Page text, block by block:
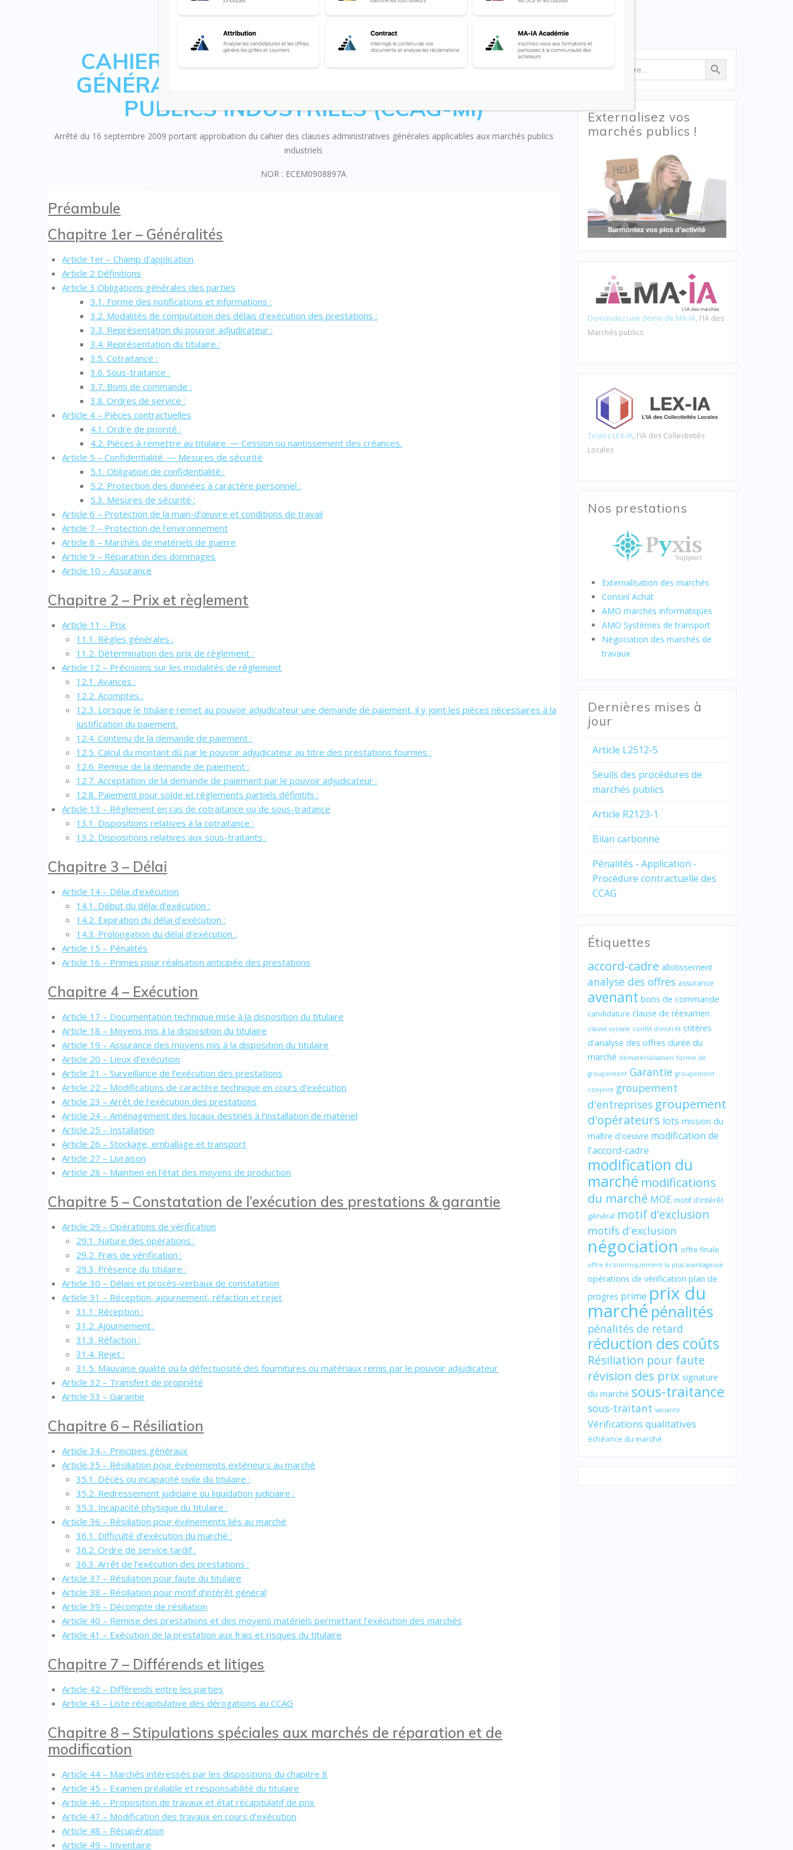
CAHIER DES CLAUSES ADMINISTRATIVES
GÉNÉRALES APPLICABLES AUX MARCHÉS
PUBLICS INDUSTRIELS (CCAG-MI)
Arrêté du 16 septembre 2009 portant approbation du cahier des clauses administratives générales applicables aux marchés publics
industriels
NOR : ECEM0908897A
Préambule
Chapitre 1er – Généralités
Article 1er – Champ d’application
Article 2 Définitions
Article 3 Obligations générales des parties
3.1. Forme des notifications et informations :
3.2. Modalités de computation des délais d’exécution des prestations :
3.3. Représentation du pouvoir adjudicateur :
3.4. Représentation du titulaire :
3.5. Cotraitance :
3.6. Sous-traitance :
3.7. Bons de commande :
3.8. Ordres de service :
Article 4 – Pièces contractuelles
4.1. Ordre de priorité :
4.2. Pièces à remettre au titulaire. ― Cession ou nantissement des créances.
Article 5 – Confidentialité. ― Mesures de sécurité
5.1. Obligation de confidentialité :
5.2. Protection des données à caractère personnel :
5.3. Mesures de sécurité :
Article 6 – Protection de la main-d’œuvre et conditions de travail
Article 7 – Protection de l’environnement
Article 8 – Marchés de matériels de guerre
Article 9 – Réparation des dommages
Article 10 – Assurance
Chapitre 2 – Prix et règlement
Article 11 – Prix
11.1. Règles générales :
11.2. Détermination des prix de règlement :
Article 12 – Précisions sur les modalités de règlement
12.1. Avances :
12.2. Acomptes :
12.3. Lorsque le titulaire remet au pouvoir adjudicateur une demande de paiement, il y joint les pièces nécessaires à la
justification du paiement.
12.4. Contenu de la demande de paiement :
12.5. Calcul du montant dû par le pouvoir adjudicateur au titre des prestations fournies :
12.6. Remise de la demande de paiement :
12.7. Acceptation de la demande de paiement par le pouvoir adjudicateur :
12.8. Paiement pour solde et règlements partiels définitifs :
Article 13 – Règlement en cas de cotraitance ou de sous-traitance
13.1. Dispositions relatives à la cotraitance :
13.2. Dispositions relatives aux sous-traitants :
Chapitre 3 – Délai
Article 14 – Délai d’exécution
14.1. Début du délai d’exécution :
14.2. Expiration du délai d’exécution :
14.3. Prolongation du délai d’exécution :
Article 15 – Pénalités
Article 16 – Primes pour réalisation anticipée des prestations
Chapitre 4 – Exécution
Article 17 – Documentation technique mise à la disposition du titulaire
Article 18 – Moyens mis à la disposition du titulaire
Article 19 – Assurance des moyens mis à la disposition du titulaire
Article 20 – Lieux d’exécution
Article 21 – Surveillance de l’exécution des prestations
Article 22 – Modifications de caractère technique en cours d’exécution
Article 23 – Arrêt de l’exécution des prestations
Article 24 – Aménagement des locaux destinés à l’installation de matériel
Article 25 – Installation
Article 26 – Stockage, emballage et transport
Article 27 – Livraison
Article 28 – Maintien en l’état des moyens de production
Chapitre 5 – Constatation de l’exécution des prestations & garantie
Article 29 – Opérations de vérification
29.1. Nature des opérations :
29.2. Frais de vérification :
29.3. Présence du titulaire :
Article 30 – Délais et procès-verbaux de constatation
Article 31 – Réception, ajournement, réfaction et rejet
31.1. Réception :
31.2. Ajournement :
31.3. Réfaction :
31.4. Rejet :
31.5. Mauvaise qualité ou la défectuosité des fournitures ou matériaux remis par le pouvoir adjudicateur
Article 32 – Transfert de propriété
Article 33 – Garantie
Chapitre 6 – Résiliation
Article 34 – Principes généraux
Article 35 – Résiliation pour événements extérieurs au marché
35.1. Décès ou incapacité civile du titulaire :
35.2. Redressement judiciaire ou liquidation judiciaire :
35.3. Incapacité physique du titulaire :
Article 36 – Résiliation pour événements liés au marché
36.1. Difficulté d’exécution du marché :
36.2. Ordre de service tardif :
36.3. Arrêt de l’exécution des prestations :
Article 37 – Résiliation pour faute du titulaire
Article 38 – Résiliation pour motif d’intérêt général
Article 39 – Décompte de résiliation
Article 40 – Remise des prestations et des moyens matériels permettant l’exécution des marchés
Article 41 – Exécution de la prestation aux frais et risques du titulaire
Chapitre 7 – Différends et litiges
Article 42 – Différends entre les parties
Article 43 – Liste récapitulative des dérogations au CCAG
Chapitre 8 – Stipulations spéciales aux marchés de réparation et de
modification
Article 44 – Marchés intéressés par les dispositions du chapitre 8
Article 45 – Examen préalable et responsabilité du titulaire
Article 46 – Proposition de travaux et état récapitulatif de prix
Article 47 – Modification des travaux en cours d’exécution
Article 48 – Récupération
Article 49 – Inventaire
for:
Search Button
Externalisez vos
marchés publics !
Demandez une démo de MA-IA, l'IA des
Marchés publics
Testez LEX-IA, l'IA des Collectivités
Locales
Nos prestations
Externalisation des marchés
Conseil Achat
AMO marchés informatiques
AMO Systèmes de transport
Négociation des marchés de
travaux
Dernières mises à
jour
Article L2512-5
Seuils des procédures de
marchés publics
Article R2123-1
Bilan carbonne
Pénalités - Application -
Procédure contractuelle des
CCAG
Étiquettes
accord-cadre allotissement
analyse des offres assurance
avenant bons de commande
candidature clause de réexamen
clause sociale conflit d'intérêt critères
d'analyse des offres durée du
marché dématérialisation forme de
groupement Garantie groupement
conjoint groupement
d'entreprises groupement
d'opérateurs lots mission du
maître d'oeuvre modification de
l'accord-cadre
modification du
marché modifications
du marché MOE motif d'intérêt
général motif d’exclusion
motifs d'exclusion
négociation offre finale
offre économiquement la plus avantageuse
opérations de vérification plan de
progres prime prix du
marché pénalités
pénalités de retard
réduction des coûts
Résiliation pour faute
révision des prix signature
du marché sous-traitance
sous-traitant variante
Vérifications qualitatives
échéance du marché